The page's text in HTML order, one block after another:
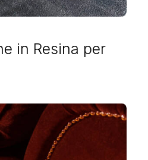
in Resina per